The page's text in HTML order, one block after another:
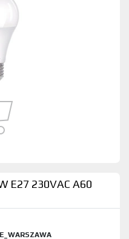
E27 230VAC A60